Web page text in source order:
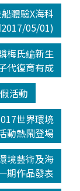
體驗X海科
05/01)
梅氏鳊新生
代復育有成
活動
世界環境
動熱鬧登場
境藝術及海
期作品發表